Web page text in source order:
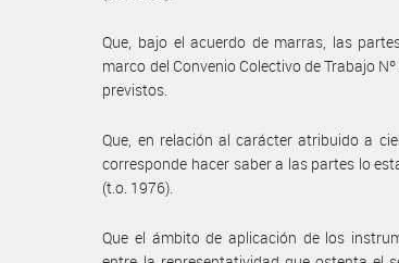
Que, bajo el acuerdo de marras, las
marco del Convenio Colectivo de Trabajo
previstos.
Que, en relación al carácter atribuido a
corresponde hacer saber a las partes lo
(t.o. 1976).
Que el ámbito de aplicación de los